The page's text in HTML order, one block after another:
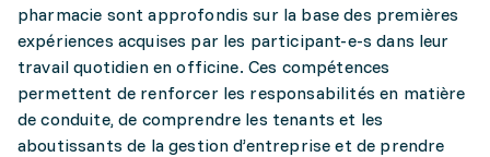
pharmacie sont approfondis sur la base des premières
expériences acquises par les participant-e-s dans leur
travail quotidien en officine. Ces compétences
permettent de renforcer les responsabilités en matière
de conduite, de comprendre les tenants et les
aboutissants de la gestion d’entreprise et de prendre